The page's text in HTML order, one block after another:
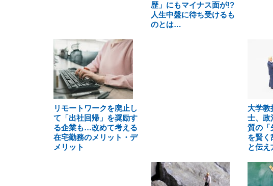
歴」にもマイナス面が!?
人生中盤に待ち受けるも
のとは…
リモートワークを廃止し
て「出社回帰」を奨励す
る企業も…改めて考える
在宅勤務のメリット・デ
メリット
大学教
士、
質の「
を賢く
と伝え